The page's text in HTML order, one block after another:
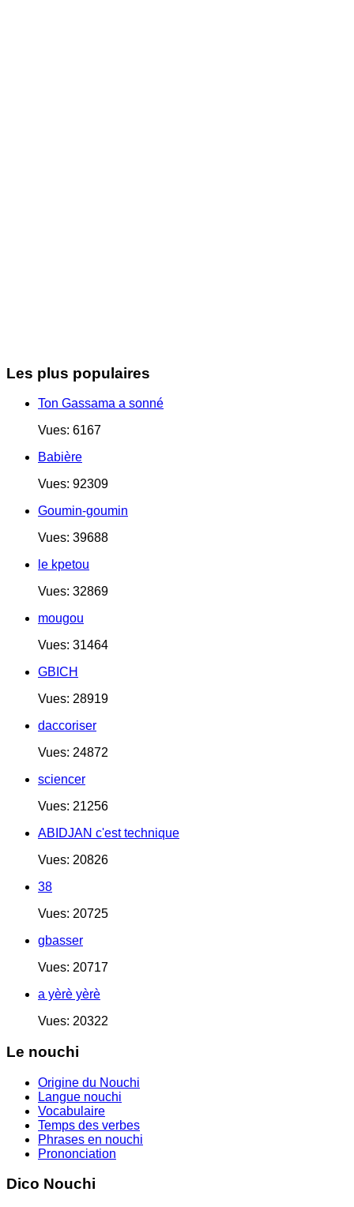
Les plus populaires
Ton Gassama a sonné
Vues: 6167
Babière
Vues: 92309
Goumin-goumin
Vues: 39688
le kpetou
Vues: 32869
mougou
Vues: 31464
GBICH
Vues: 28919
daccoriser
Vues: 24872
sciencer
Vues: 21256
ABIDJAN c'est technique
Vues: 20826
38
Vues: 20725
gbasser
Vues: 20717
a yèrè yèrè
Vues: 20322
Le nouchi
Origine du Nouchi
Langue nouchi
Vocabulaire
Temps des verbes
Phrases en nouchi
Prononciation
Dico Nouchi